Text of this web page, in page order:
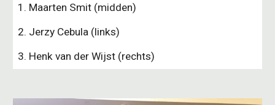
1. Maarten Smit (midden)
2. Jerzy Cebula (links)
3. Henk van der Wijst (rechts)